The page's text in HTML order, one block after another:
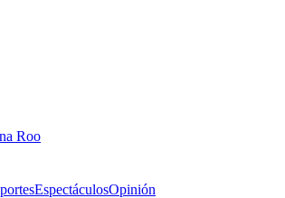
Roo
EspectáculosOpinión